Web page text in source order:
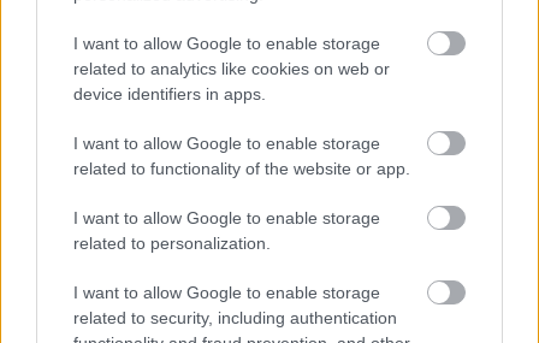
I want to allow Google to enable storage
related to analytics like cookies on web or
device identifiers in apps.
I want to allow Google to enable storage
related to functionality of the website or app.
I want to allow Google to enable storage
related to personalization.
I want to allow Google to enable storage
related to security, including authentication
NÉPSZERŰ